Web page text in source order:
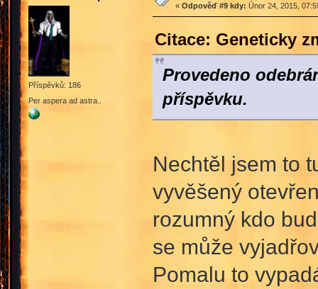
Příspěvků: 186
Per aspera ad astra..
« Odpověď #9 kdy: Únor 24, 2015,
Citace: Geneticky
Provedeno
příspěvku.
Nechtěl jsem to
vyvěšený
rozumný kdo
se může
Pomalu to